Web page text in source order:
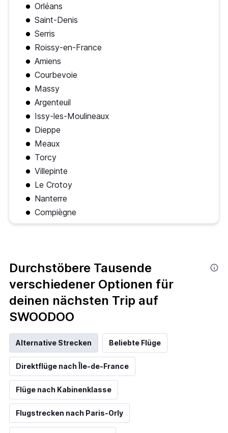
Orléans
Saint-Denis
Serris
Roissy-en-France
Amiens
Courbevoie
Massy
Argenteuil
Issy-les-Moulineaux
Dieppe
Meaux
Torcy
Villepinte
Le Crotoy
Nanterre
Compiègne
Durchstöbere Tausende
verschiedener Optionen für
deinen nächsten Trip auf
SWOODOO
Alternative Strecken Beliebte Flüge
Direktflüge nach Île-de-France
Flüge nach Kabinenklasse
Flugstrecken nach Paris-Orly